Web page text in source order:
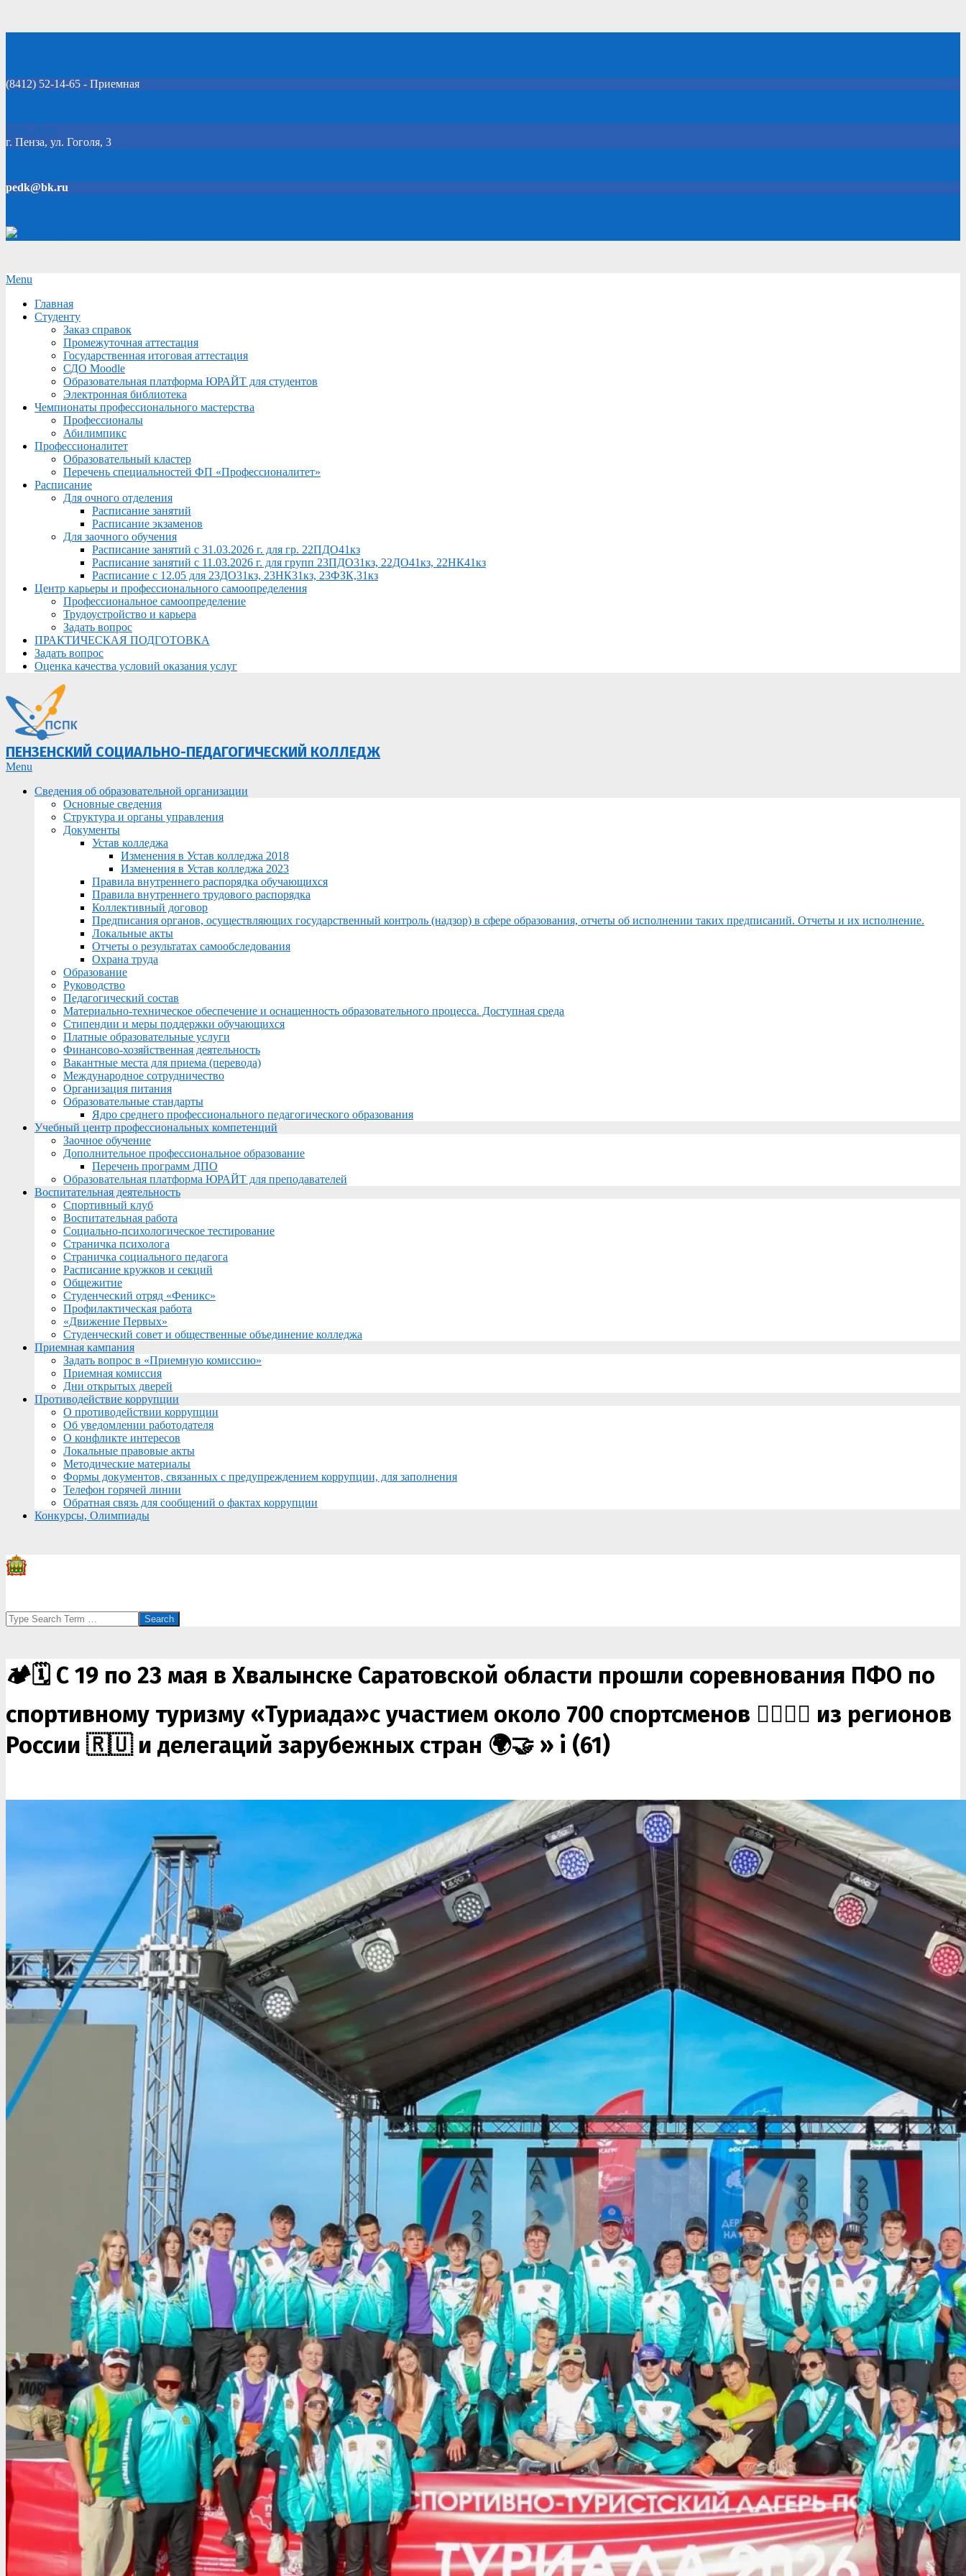
(8412) 52-14-65 - Приемная
Click Here
г. Пенза, ул. Гоголя, 3
pedk@bk.ru
Secondary
Menu
Menu
Главная
Студенту
Заказ справок
Промежуточная аттестация
Государственная итоговая аттестация
СДО Moodle
Образовательная платформа ЮРАЙТ для студентов
Электронная библиотека
Чемпионаты профессионального мастерства
Профессионалы
Абилимпикс
Профессионалитет
Образовательный кластер
Перечень специальностей ФП «Профессионалитет»
Расписание
Для очного отделения
Расписание занятий
Расписание экзаменов
Для заочного обучения
Расписание занятий с 31.03.2026 г. для гр. 22ПДО41кз
Расписание занятий с 11.03.2026 г. для групп 23ПДО31кз, 22ДО41кз, 22НК41кз
Расписание с 12.05 для 23ДО31кз, 23НК31кз, 23ФЗК,31кз
Центр карьеры и профессионального самоопределения
Профессиональное самоопределение
Трудоустройство и карьера
Задать вопрос
ПРАКТИЧЕСКАЯ ПОДГОТОВКА
Задать вопрос
Оценка качества условий оказания услуг
ПЕНЗЕНСКИЙ СОЦИАЛЬНО-ПЕДАГОГИЧЕСКИЙ КОЛЛЕДЖ
Primary
Menu
Menu
Сведения об образовательной организации
Основные сведения
Структура и органы управления
Документы
Устав колледжа
Изменения в Устав колледжа 2018
Изменения в Устав колледжа 2023
Правила внутреннего распорядка обучающихся
Правила внутреннего трудового распорядка
Коллективный договор
Предписания органов, осуществляющих государственный контроль (надзор) в сфере образования, отчеты об исполнении таких предписаний. Отчеты и их исполнение.
Локальные акты
Отчеты о результатах самообследования
Охрана труда
Образование
Руководство
Педагогический состав
Материально-техническое обеспечение и оснащенность образовательного процесса. Доступная среда
Стипендии и меры поддержки обучающихся
Платные образовательные услуги
Финансово-хозяйственная деятельность
Вакантные места для приема (перевода)
Международное сотрудничество
Организация питания
Образовательные стандарты
Ядро среднего профессионального педагогического образования
Учебный центр профессиональных компетенций
Заочное обучение
Дополнительное профессиональное образование
Перечень программ ДПО
Образовательная платформа ЮРАЙТ для преподавателей
Воспитательная деятельность
Спортивный клуб
Воспитательная работа
Социально-психологическое тестирование
Страничка психолога
Страничка социального педагога
Расписание кружков и секций
Общежитие
Студенческий отряд «Феникс»
Профилактическая работа
«Движение Первых»
Студенческий совет и общественные объединение колледжа
Приемная кампания
Задать вопрос в «Приемную комиссию»
Приемная комиссия
Дни открытых дверей
Противодействие коррупции
О противодействии коррупции
Об уведомлении работодателя
О конфликте интересов
Локальные правовые акты
Методические материалы
Формы документов, связанных с предупреждением коррупции, для заполнения
Телефон горячей линии
Обратная связь для сообщений о фактах коррупции
Конкурсы, Олимпиады
Search
🏕️🗓️ С 19 по 23 мая в Хвалынске Саратовской области прошли соревнования ПФО по
спортивному туризму «Туриада»с участием около 700 спортсменов 🏃‍♂️🏃‍♀️ из регионов
России 🇷🇺 и делегаций зарубежных стран 🌍🤝 » i (61)